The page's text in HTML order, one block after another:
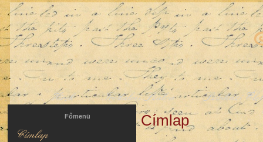
Hírek Irodalmi Szalon Színházi
Főmenü
Címlap
Jelenlegi hely
Címlap